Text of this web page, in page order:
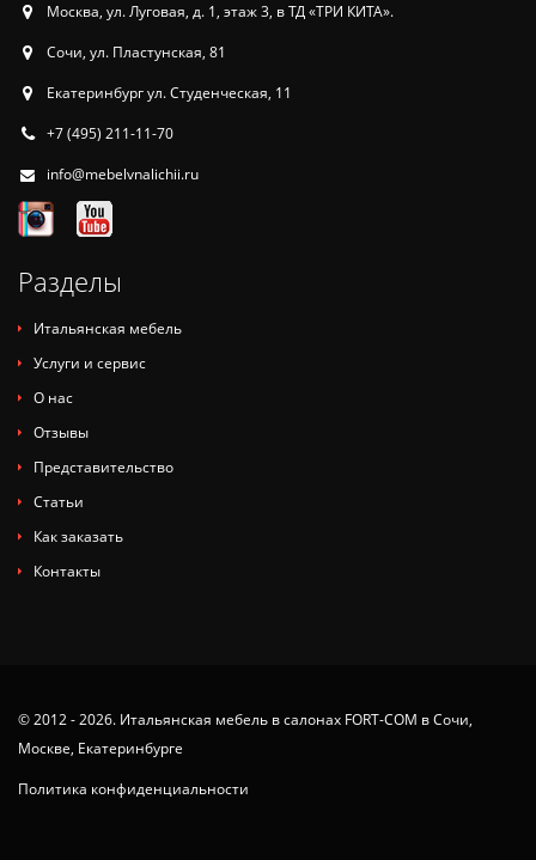
Москва, ул. Луговая, д. 1, этаж 3, в ТД «ТРИ КИТА».
Сочи, ул. Пластунская, 81
Екатеринбург ул. Студенческая, 11
+7 (495) 211-11-70
info@mebelvnalichii.ru
Разделы
Итальянская мебель
Услуги и сервис
О нас
Отзывы
Представительство
Статьи
Как заказать
Контакты
© 2012 - 2026. Итальянская мебель в салонах FORT-COM в Сочи,
Москве, Екатеринбурге
Политика конфиденциальности